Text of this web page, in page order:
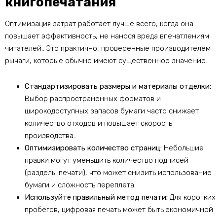
Оптимизация затрат работает лучше всего, когда она
повышает эффективность, не нанося вреда впечатлениям
читателей.. Это практично, проверенные производителем
рычаги, которые обычно имеют существенное значение.
Стандартизировать размеры и материалы отделки:
Выбор распространенных форматов и
широкодоступных запасов бумаги часто снижает
количество отходов и повышает скорость
производства..
Оптимизировать количество страниц: Небольшие
правки могут уменьшить количество подписей
(разделы печати), что может снизить использование
бумаги и сложность переплета.
Используйте правильный метод печати: Для коротких
пробегов, цифровая печать может быть экономичной